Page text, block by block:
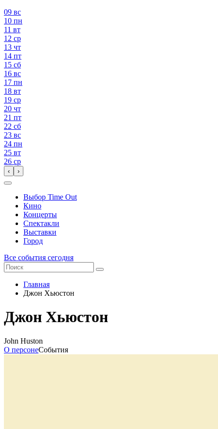
09 вс
10 пн
11 вт
12 ср
13 чт
14 пт
15 сб
16 вс
17 пн
18 вт
19 ср
20 чт
21 пт
22 сб
23 вс
24 пн
25 вт
26 ср
‹ ›
Выбор Time Out
Кино
Концерты
Спектакли
Выставки
Город
Все события сегодня
Главная
Джон Хьюстон
Джон Хьюстон
John Huston
О персонеСобытия